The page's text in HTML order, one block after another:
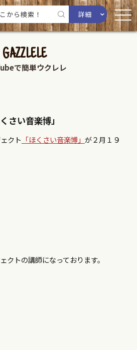
詳細
GAZZLELE
で簡単ウクレレ
さい音楽博」
クト 「ほくさい音楽博」 が２月１９
クトの講師になっております。